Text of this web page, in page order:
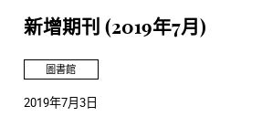
新增期刊 (2019年7月)
圖書館
2019年7月3日